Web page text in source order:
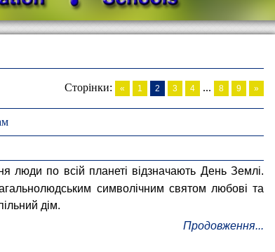
Сторінки: « 1 2 3 4 ... 8 9 »
люди по всій планеті відзначають День Землі.
символічним святом любові та
дім.
Продовження...